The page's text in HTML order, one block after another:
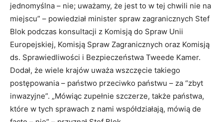
Bio Twitter Facebook LinkedIn
Latest Posts
Monika Adamski
jednomyślna – nie; uważamy, że jest to w tej chwili nie na
miejscu” – powiedział minister spraw zagranicznych Stef
Blok podczas konsultacji z Komisją do Spraw Unii
Europejskiej, Komisją Spraw Zagranicznych oraz Komisją
ds. Sprawiedliwości i Bezpieczeństwa Tweede Kamer.
Dodał, że wiele krajów uważa wszczęcie takiego
postępowania – państwo przeciwko państwu – za “zbyt
inwazyjne”. „Mówiąc zupełnie szczerze, także państwa,
które w tych sprawach z nami współdziałają, mówią de